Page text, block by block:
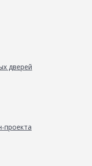
дверей
проекта